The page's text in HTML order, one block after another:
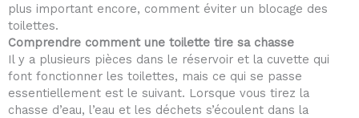
plus important encore, comment éviter un blocage des
toilettes.
Comprendre comment une toilette tire sa chasse
Il y a plusieurs pièces dans le réservoir et la cuvette qui
font fonctionner les toilettes, mais ce qui se passe
essentiellement est le suivant. Lorsque vous tirez la
chasse d’eau, l’eau et les déchets s’écoulent dans la